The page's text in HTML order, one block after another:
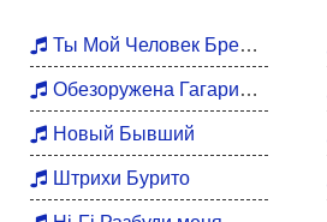
Ты Мой Человек Брежнева
Обезоружена Гагарина
Новый Бывший
Штрихи Бурито